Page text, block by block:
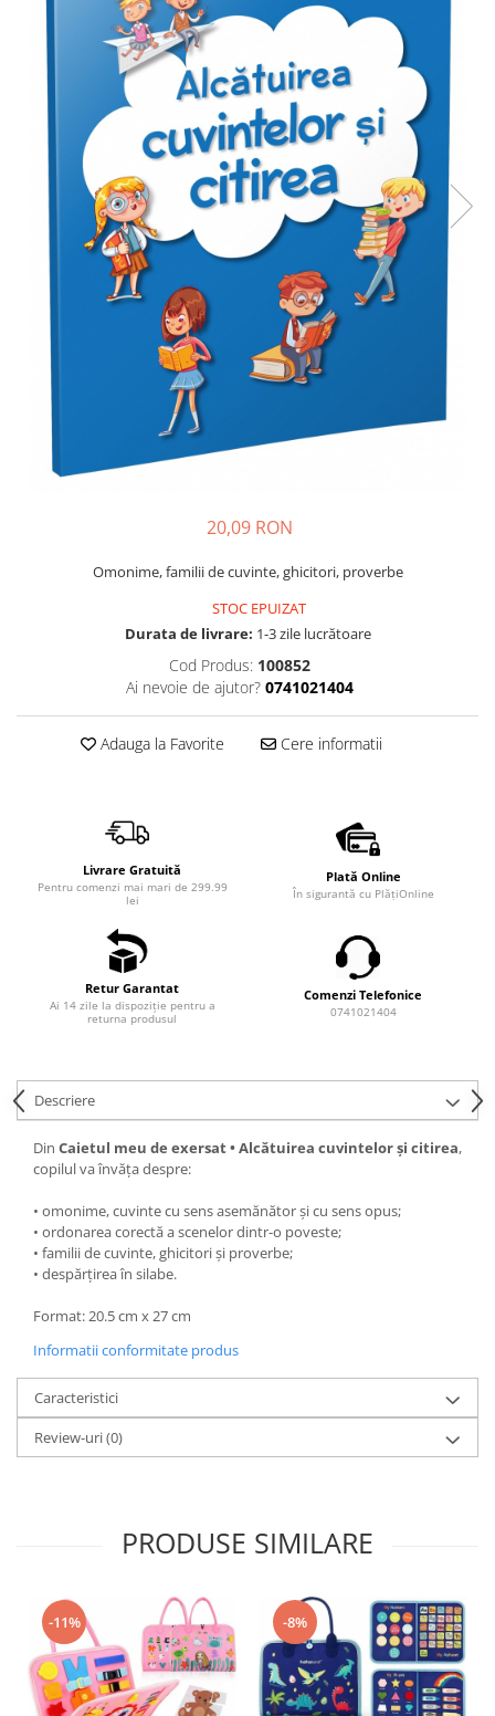
20,09 RON
Omonime, familii de cuvinte, ghicitori, proverbe
STOC EPUIZAT
Durata de livrare: 1-3 zile lucrătoare
Cod Produs: 100852
Ai nevoie de ajutor? 0741021404
Adauga la Favorite Cere informatii
Livrare Gratuită
Pentru comenzi mai mari de 299.99
lei
Plată Online
În sigurantă cu PlățiOnline
Retur Garantat
Ai 14 zile la dispoziție pentru a
returna produsul
Comenzi Telefonice
0741021404
Descriere
Din Caietul meu de exersat • Alcătuirea cuvintelor și citirea,
copilul va învăța despre:
• omonime, cuvinte cu sens asemănător și cu sens opus;
• ordonarea corectă a scenelor dintr-o poveste;
• familii de cuvinte, ghicitori și proverbe;
• despărțirea în silabe.
Format: 20.5 cm x 27 cm
Informatii conformitate produs
Caracteristici
Review-uri(0)
PRODUSE SIMILARE
-11% -8%